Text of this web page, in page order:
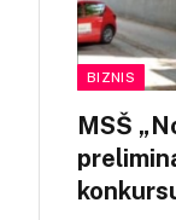
BIZNIS
MSŠ